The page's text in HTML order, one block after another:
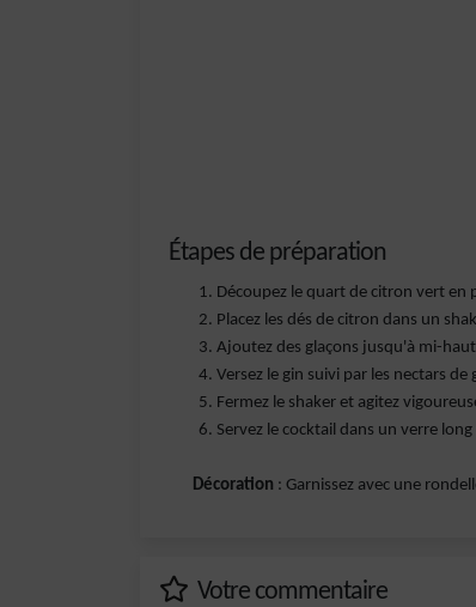
Étapes de préparation
Découpez le quart de citron vert en
Placez les dés de citron dans un
Ajoutez des glaçons jusqu'à mi-
Versez le gin suivi par les nectars
Fermez le shaker et agitez
Servez le cocktail dans un verre
Décoration : Garnissez avec une
Votre commentaire